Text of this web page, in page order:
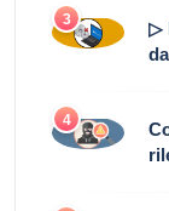
3
▷
4